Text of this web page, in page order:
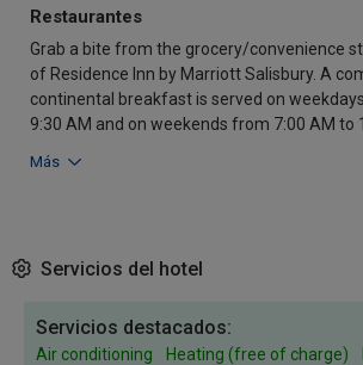
Restaurantes
Grab a bite from the grocery/convenience
of Residence Inn by Marriott Salisbury. A
continental breakfast is served on
9:30 AM and on weekends from 7:00 AM to
Más
Servicios del hotel
Servicios destacados:
Air conditioning Heating (free of charge)